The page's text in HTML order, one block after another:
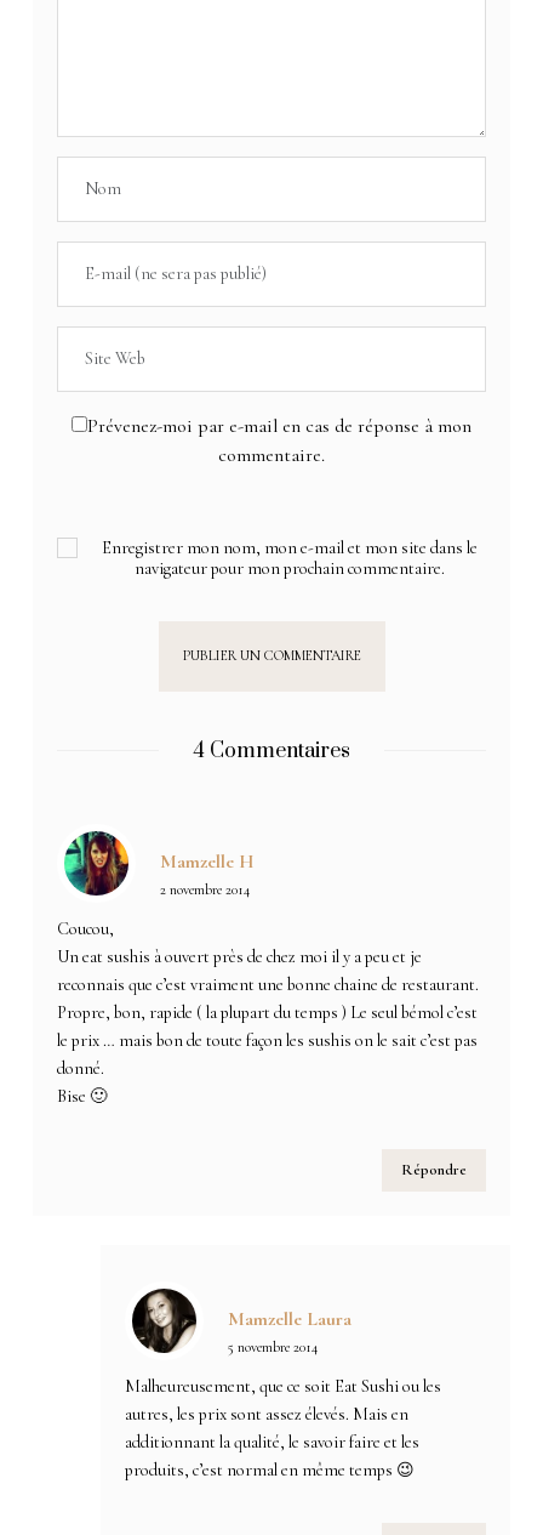
Prévenez-moi par e-mail en cas de réponse à mon
commentaire.
Enregistrer mon nom, mon e-mail et mon site dans le
navigateur pour mon prochain commentaire.
4 Commentaires
Mamzelle H
2 novembre 2014
Coucou,
Un eat sushis à ouvert près de chez moi il y a peu et je
reconnais que c’est vraiment une bonne chaine de restaurant.
Propre, bon, rapide ( la plupart du temps ) Le seul bémol c’est
le prix … mais bon de toute façon les sushis on le sait c’est pas
donné.
Bise 🙂
Répondre
Mamzelle Laura
5 novembre 2014
Malheureusement, que ce soit Eat Sushi ou les
autres, les prix sont assez élevés. Mais en
additionnant la qualité, le savoir faire et les
produits, c’est normal en même temps 😉